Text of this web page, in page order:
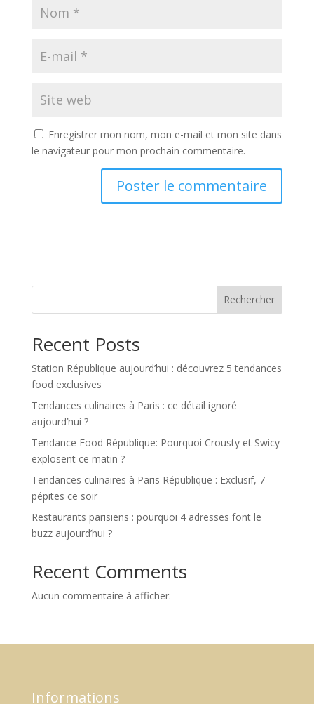
Enregistrer mon nom, mon e-mail et mon site dans
le navigateur pour mon prochain commentaire.
Rechercher
Recent Posts
Station République aujourd’hui : découvrez 5 tendances
food exclusives
Tendances culinaires à Paris : ce détail ignoré
aujourd’hui ?
Tendance Food République: Pourquoi Crousty et Swicy
explosent ce matin ?
Tendances culinaires à Paris République : Exclusif, 7
pépites ce soir
Restaurants parisiens : pourquoi 4 adresses font le
buzz aujourd’hui ?
Recent Comments
Aucun commentaire à afficher.
Informations